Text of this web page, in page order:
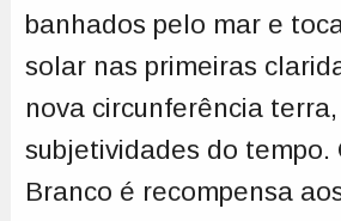
banhados pelo mar e
solar nas primeiras
nova circunferência
subjetividades do tempo.
Branco é recompensa